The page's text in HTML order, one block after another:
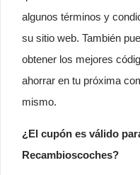
algunos términos y
su sitio web. También
obtener los mejores
ahorrar en tu próxima
mismo.
¿El cupón es válido
Recambioscoches?